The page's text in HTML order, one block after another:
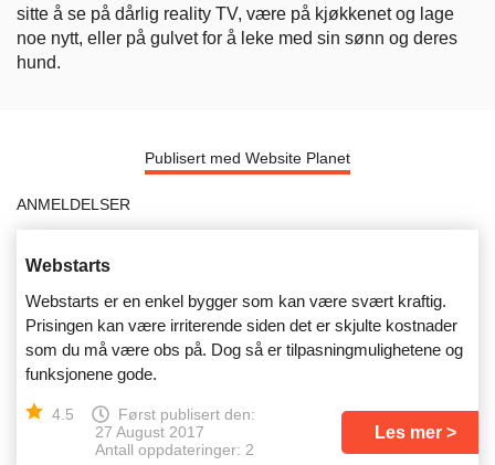
sitte å se på dårlig reality TV, være på kjøkkenet og lage
noe nytt, eller på gulvet for å leke med sin sønn og deres
hund.
Publisert med Website Planet
ANMELDELSER
Webstarts
Webstarts er en enkel bygger som kan være svært kraftig.
Prisingen kan være irriterende siden det er skjulte kostnader
som du må være obs på. Dog så er tilpasningmulighetene og
funksjonene gode.
4.5
Først publisert den:
27 August 2017
Antall oppdateringer: 2
Les mer